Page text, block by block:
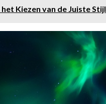
Kiezen van de Juiste Stijl